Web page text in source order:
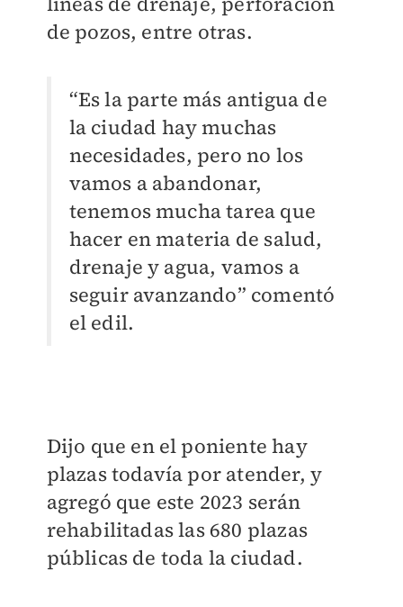
de pozos, entre otras.
“Es la parte más antigua de
la ciudad hay muchas
necesidades, pero no los
vamos a abandonar,
tenemos mucha tarea que
hacer en materia de salud,
drenaje y agua, vamos a
seguir avanzando” comentó
el edil.
Dijo que en el poniente hay
plazas todavía por atender, y
agregó que este 2023 serán
rehabilitadas las 680 plazas
públicas de toda la ciudad.